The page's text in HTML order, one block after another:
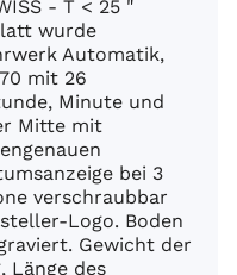
- T < 25 "
wurde
Automatik,
mit 26
Minute und
Mitte mit
bei 3
verschraubbar
Logo. Boden
Gewicht der
Länge des